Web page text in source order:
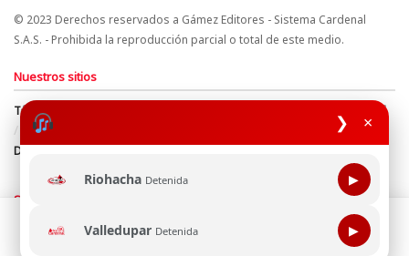
❯ ×
Riohacha Detenida ▶
Valledupar Detenida ▶
© 2023 Derechos reservados a Gámez Editores - Sistema Cardenal
S.A.S. - Prohibida la reproducción parcial o total de este medio.
Nuestros sitios
Términos y Condiciones
Derechos de Autor y Propiedad Intelectual
Política de uso de cookies
Política de Tratamiento de Datos
Directrices Editoriales
Síguenos
Esta página web usa cookie para mejorar tu experiencia de
navegación, al continuar aceptas nuestra política de uso de